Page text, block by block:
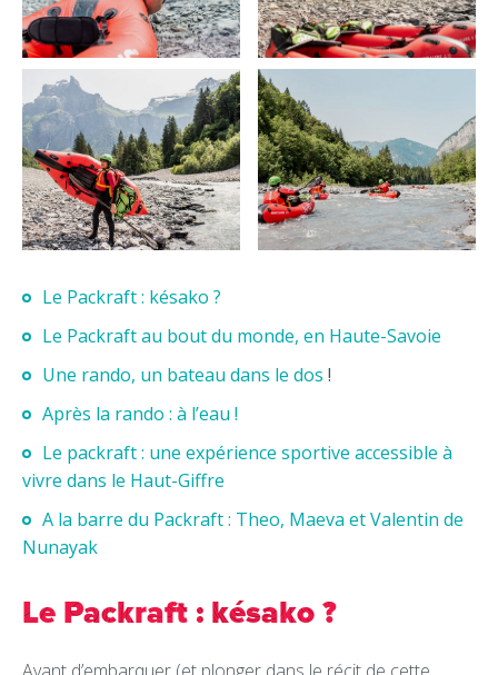
Le Packraft : késako ?
Le Packraft au bout du monde, en Haute-Savoie
Une rando, un bateau dans le dos !
Après la rando : à l’eau !
Le packraft : une expérience sportive accessible à
vivre dans le Haut-Giffre
A la barre du Packraft : Theo, Maeva et Valentin de
Nunayak
Le Packraft : késako ?